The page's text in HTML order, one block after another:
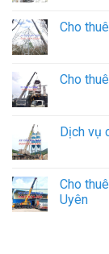
Cho
Cho
Dịch vụ
Cho
Uyên